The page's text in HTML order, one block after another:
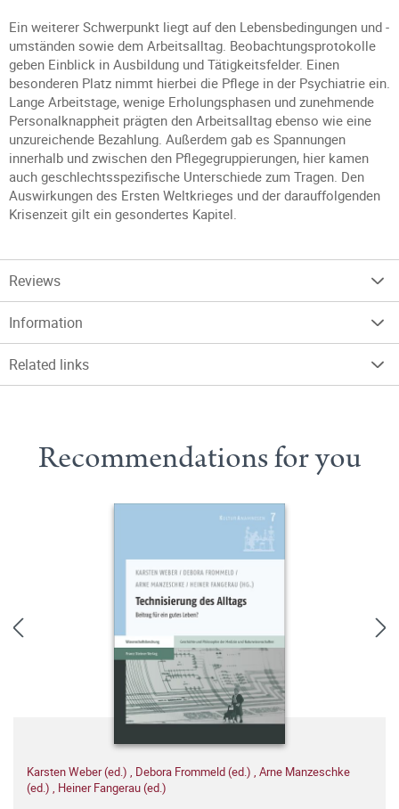
Ein weiterer Schwerpunkt liegt auf den Lebensbedingungen und -
umständen sowie dem Arbeitsalltag. Beobachtungsprotokolle
geben Einblick in Ausbildung und Tätigkeitsfelder. Einen
besonderen Platz nimmt hierbei die Pflege in der Psychiatrie ein.
Lange Arbeitstage, wenige Erholungsphasen und zunehmende
Personalknappheit prägten den Arbeitsalltag ebenso wie eine
unzureichende Bezahlung. Außerdem gab es Spannungen
innerhalb und zwischen den Pflegegruppierungen, hier kamen
auch geschlechtsspezifische Unterschiede zum Tragen. Den
Auswirkungen des Ersten Weltkrieges und der darauffolgenden
Krisenzeit gilt ein gesondertes Kapitel.
Reviews
Information
Related links
Recommendations for you
Karsten Weber (ed.) , Debora Frommeld (ed.) , Arne Manzeschke
(ed.) , Heiner Fangerau (ed.)